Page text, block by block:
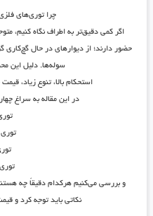
چرا توری‌های
اگر کمی دقیق‌تر به اطراف نگاه کنیم،
حضور دارند؛ از دیوارهای در حال
سوله‌ها. دلیل این
استحکام بالا، تنوع زیاد،
در این مقاله به سراغ
و بررسی می‌کنیم هرکدام دقیقاً چه
نکاتی باید توجه کرد و